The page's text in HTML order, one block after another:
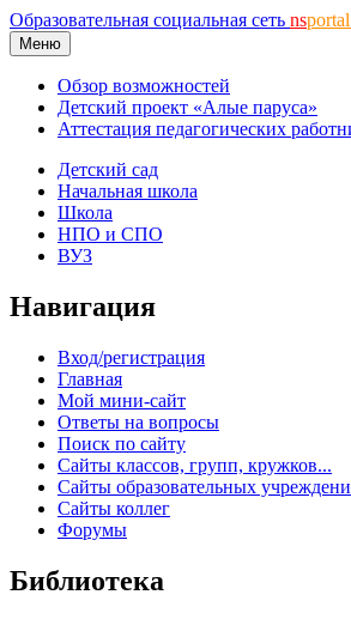
Образовательная социальная сеть ns
Меню
Обзор возможностей
Детский проект «Алые паруса»
Аттестация педагогических
Детский сад
Начальная школа
Школа
НПО и СПО
ВУЗ
Навигация
Вход/регистрация
Главная
Мой мини-сайт
Ответы на вопросы
Поиск по сайту
Сайты классов, групп, кружков...
Сайты образовательных
Сайты коллег
Форумы
Библиотека